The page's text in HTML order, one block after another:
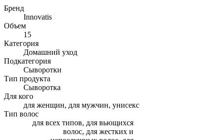
Бренд
Innovatis
Объем
15
Категория
Домашний уход
Подкатегория
Сыворотки
Тип продукта
Сыворотка
Для кого
для женщин, для мужчин, унисекс
Тип волос
для всех типов, для вьющихся
волос, для жестких и